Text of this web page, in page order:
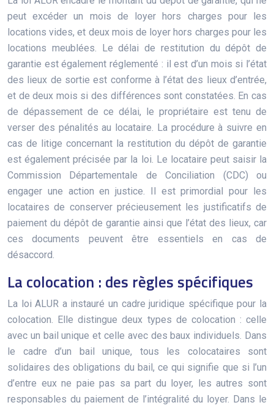
peut excéder un mois de loyer hors charges pour les
locations vides, et deux mois de loyer hors charges pour les
locations meublées. Le délai de restitution du dépôt de
garantie est également réglementé : il est d’un mois si l’état
des lieux de sortie est conforme à l’état des lieux d’entrée,
et de deux mois si des différences sont constatées. En cas
de dépassement de ce délai, le propriétaire est tenu de
verser des pénalités au locataire. La procédure à suivre en
cas de litige concernant la restitution du dépôt de garantie
est également précisée par la loi. Le locataire peut saisir la
Commission Départementale de Conciliation (CDC) ou
engager une action en justice. Il est primordial pour les
locataires de conserver précieusement les justificatifs de
paiement du dépôt de garantie ainsi que l’état des lieux, car
ces documents peuvent être essentiels en cas de
désaccord.
La colocation : des règles spécifiques
La loi ALUR a instauré un cadre juridique spécifique pour la
colocation. Elle distingue deux types de colocation : celle
avec un bail unique et celle avec des baux individuels. Dans
le cadre d’un bail unique, tous les colocataires sont
solidaires des obligations du bail, ce qui signifie que si l’un
d’entre eux ne paie pas sa part du loyer, les autres sont
responsables du paiement de l’intégralité du loyer. Dans le